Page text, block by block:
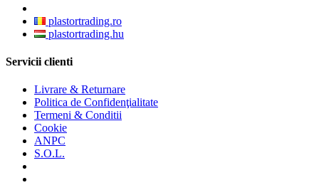
plastortrading.ro
plastortrading.hu
Servicii clienti
Livrare & Returnare
Politica de Confidenţialitate
Termeni & Conditii
Cookie
ANPC
S.O.L.